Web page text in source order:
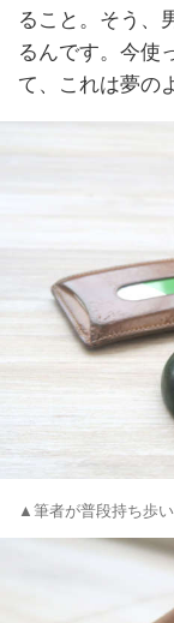
ること。そう、
るんです。今使
て、これは夢の
▲筆者が普段持ち歩